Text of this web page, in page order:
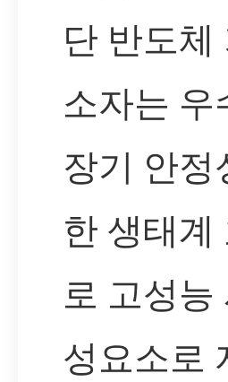
단 반도
소자는
장기 안
한 생태
로 고성
성요소로